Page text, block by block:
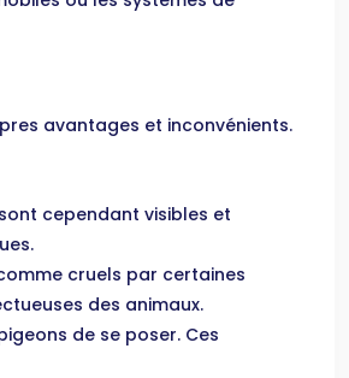
avantages et inconvénients.
cependant visibles et
cruels par certaines
des animaux.
de se poser. Ces